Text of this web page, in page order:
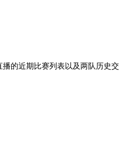
的近期比赛列表以及两队历史交